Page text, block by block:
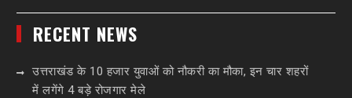
RECENT NEWS
उत्तराखंड के 10 हजार युवाओं को नौकरी का मौका, इन चार शहरों
में लगेंगे 4 बड़े रोजगार मेले